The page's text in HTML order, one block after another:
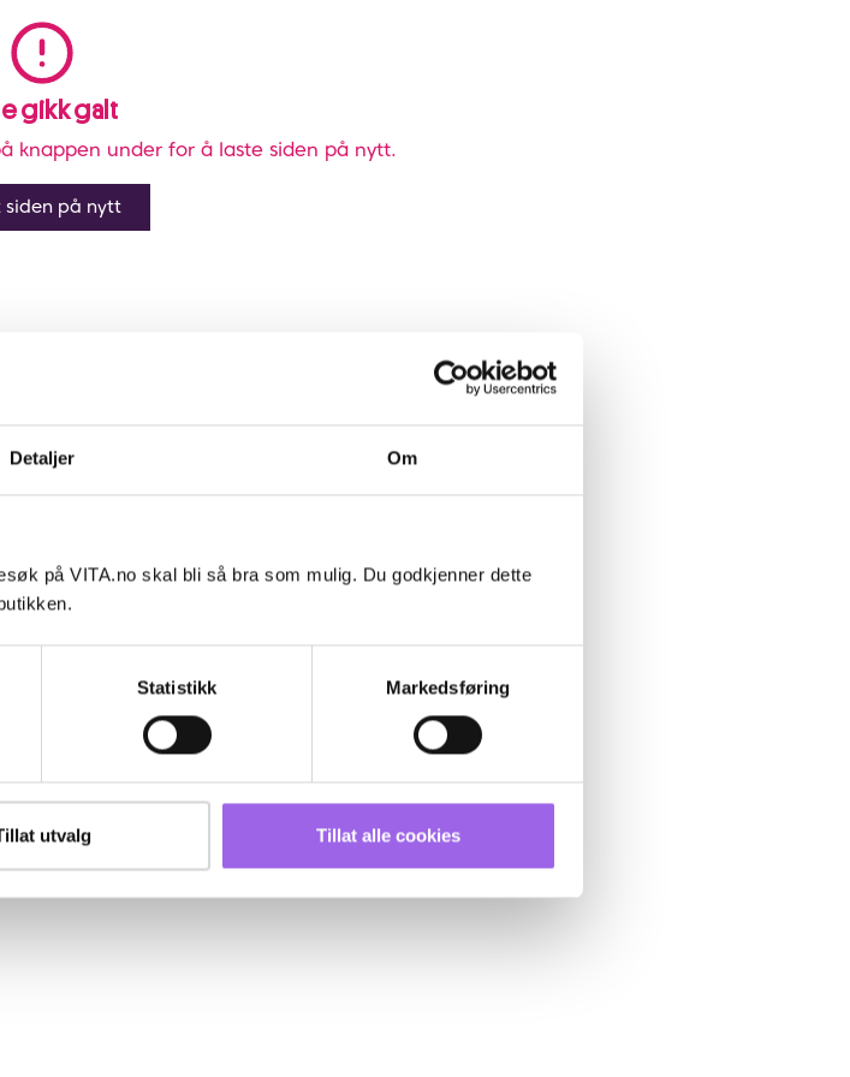
Detaljer Om
på VITA.no skal bli så bra som mulig. Du godkjenner dette
Statistikk Markedsføring
utvalg Tillat alle cookies
gikk galt
knappen under for å laste siden på nytt.
siden på nytt